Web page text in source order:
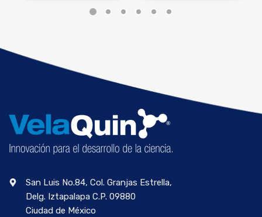
San Luis No.84, Col. Granjas Estrella,
Delg. Iztapalapa C.P. 09880
Ciudad de México